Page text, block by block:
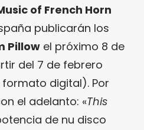
of French Horn
publicarán los
Pillow el próximo 8 de
del 7 de febrero
digital). Por
el adelanto: «This
de nu disco